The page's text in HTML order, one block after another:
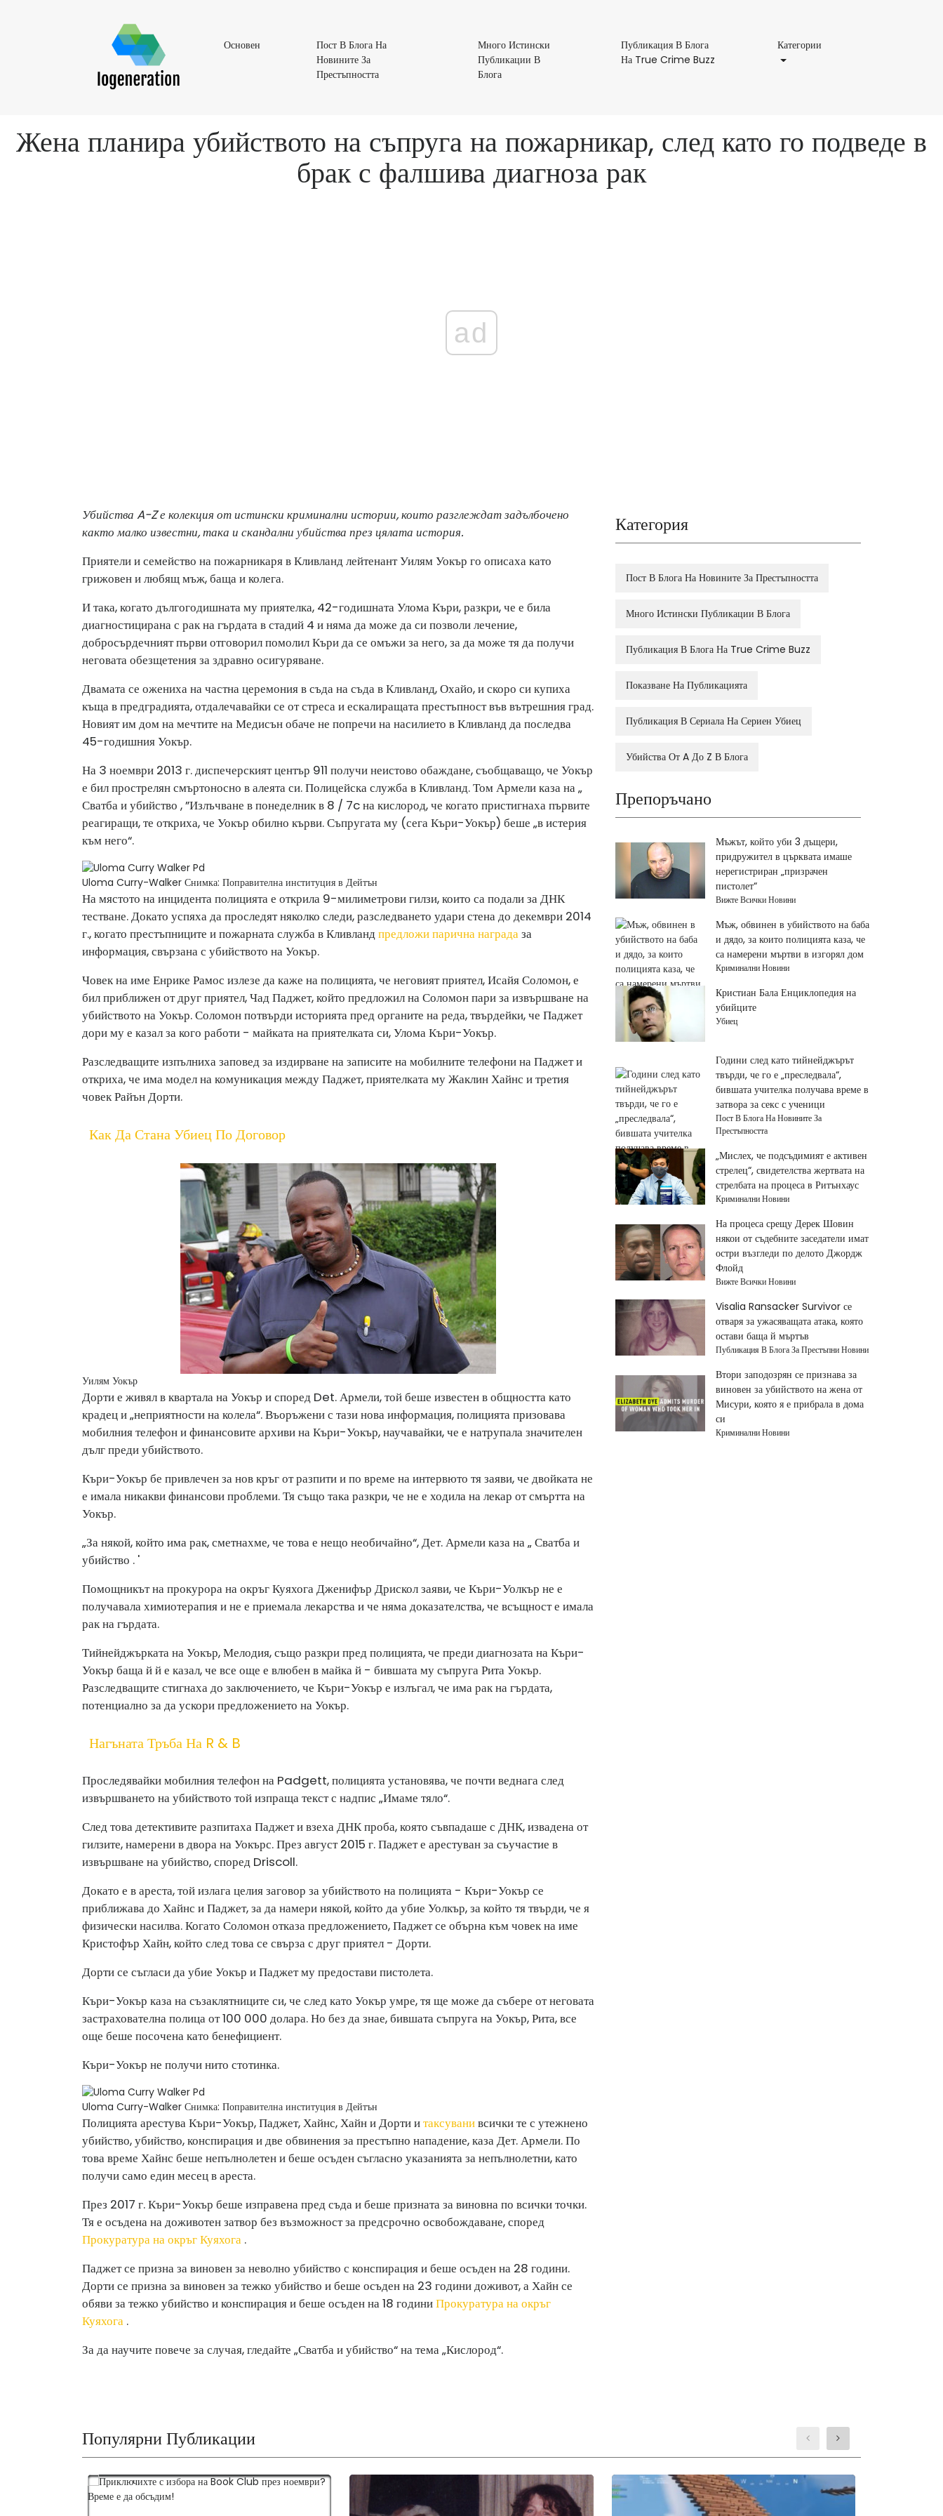
ОсновенОсновен
Пост В Блога На
Новините За
ПрестъпносттаПост
За
Престъпността
Много Истински
Публикации В
БлогаМного
Публикация В Блога
На True Crime Buzz
Buzz
Категории
Жена планира убийството на съпруга на пожарникар, след като го подведе в
брак с фалшива диагноза рак
ad
Убийства A-Z е колекция от истински криминални истории, които разглеждат задълбочено
както малко известни, така и скандални убийства през цялата история.
Приятели и семейство на пожарникаря в Кливланд лейтенант Уилям Уокър го описаха като
грижовен и любящ мъж, баща и колега.
И така, когато дългогодишната му приятелка, 42-годишната Улома Къри, разкри, че е била
диагностицирана с рак на гърдата в стадий 4 и няма да може да си позволи лечение,
добросърдечният първи отговорил помолил Къри да се омъжи за него, за да може тя да получи
неговата обезщетения за здравно осигуряване.
Двамата се ожениха на частна церемония в съда на съда в Кливланд, Охайо, и скоро си купиха
къща в предградията, отдалечавайки се от стреса и ескалиращата престъпност във вътрешния град.
Новият им дом на мечтите на Медисън обаче не попречи на насилието в Кливланд да последва
45-годишния Уокър.
На 3 ноември 2013 г. диспечерският център 911 получи неистово обаждане, съобщаващо, че Уокър
е бил прострелян смъртоносно в алеята си. Полицейска служба в Кливланд. Том Армели каза на „
Сватба и убийство , ”Излъчване в понеделник в 8 / 7c на кислород, че когато пристигнаха първите
реагиращи, те откриха, че Уокър обилно кърви. Съпругата му (сега Къри-Уокър) беше „в истерия
към него“.
Uloma Curry-Walker Снимка: Поправителна институция в Дейтън
На мястото на инцидента полицията е открила 9-милиметрови гилзи, които са подали за ДНК
тестване. Докато успяха да проследят няколко следи, разследването удари стена до декември 2014
г., когато престъпниците и пожарната служба в Кливландпредложи парична наградаза
информация, свързана с убийството на Уокър.
Човек на име Енрике Рамос излезе да каже на полицията, че неговият приятел, Исайя Соломон, е
бил приближен от друг приятел, Чад Паджет, който предложил на Соломон пари за извършване на
убийството на Уокър. Соломон потвърди историята пред органите на реда, твърдейки, че Паджет
дори му е казал за кого работи - майката на приятелката си, Улома Къри-Уокър.
Разследващите изпълниха заповед за издирване на записите на мобилните телефони на Паджет и
откриха, че има модел на комуникация между Паджет, приятелката му Жаклин Хайнс и третия
човек Райън Дорти.
Как Да Стана Убиец По Договор
Уилям Уокър
Дорти е живял в квартала на Уокър и според Det. Армели, той беше известен в общността като
крадец и „неприятности на колела“. Въоръжени с тази нова информация, полицията призовава
мобилния телефон и финансовите архиви на Къри-Уокър, научавайки, че е натрупала значителен
дълг преди убийството.
Къри-Уокър бе привлечен за нов кръг от разпити и по време на интервюто тя заяви, че двойката не
е имала никакви финансови проблеми. Тя също така разкри, че не е ходила на лекар от смъртта на
Уокър.
„За някой, който има рак, сметнахме, че това е нещо необичайно“, Дет. Армели каза на „ Сватба и
убийство . '
Помощникът на прокурора на окръг Куяхога Дженифър Дрискол заяви, че Къри-Уолкър не е
получавала химиотерапия и не е приемала лекарства и че няма доказателства, че всъщност е имала
рак на гърдата.
Тийнейджърката на Уокър, Мелодия, също разкри пред полицията, че преди диагнозата на Къри-
Уокър баща й й е казал, че все още е влюбен в майка й - бившата му съпруга Рита Уокър.
Разследващите стигнаха до заключението, че Къри-Уокър е излъгал, че има рак на гърдата,
потенциално за да ускори предложението на Уокър.
Нагъната Тръба На R & B
Проследявайки мобилния телефон на Padgett, полицията установява, че почти веднага след
извършването на убийството той изпраща текст с надпис „Имаме тяло“.
След това детективите разпитаха Паджет и взеха ДНК проба, която съвпадаше с ДНК, извадена от
гилзите, намерени в двора на Уокърс. През август 2015 г. Паджет е арестуван за съучастие в
извършване на убийство, според Driscoll.
Докато е в ареста, той излага целия заговор за убийството на полицията - Къри-Уокър се
приближава до Хайнс и Паджет, за да намери някой, който да убие Уолкър, за който тя твърди, че я
физически насилва. Когато Соломон отказа предложението, Паджет се обърна към човек на име
Кристофър Хайн, който след това се свърза с друг приятел - Дорти.
Дорти се съгласи да убие Уокър и Паджет му предостави пистолета.
Къри-Уокър каза на съзаклятниците си, че след като Уокър умре, тя ще може да събере от неговата
застрахователна полица от 100 000 долара. Но без да знае, бившата съпруга на Уокър, Рита, все
още беше посочена като бенефициент.
Къри-Уокър не получи нито стотинка.
Uloma Curry-Walker Снимка: Поправителна институция в Дейтън
Полицията арестува Къри-Уокър, Паджет, Хайнс, Хайн и Дорти итаксуванивсички те с утежнено
убийство, убийство, конспирация и две обвинения за престъпно нападение, каза Дет. Армели. По
това време Хайнс беше непълнолетен и беше осъден съгласно указанията за непълнолетни, като
получи само един месец в ареста.
През 2017 г. Къри-Уокър беше изправена пред съда и беше призната за виновна по всички точки.
Тя е осъдена на доживотен затвор без възможност за предсрочно освобождаване, според
Прокуратура на окръг Куяхога .
Паджет се призна за виновен за неволно убийство с конспирация и беше осъден на 28 години.
Дорти се призна за виновен за тежко убийство и беше осъден на 23 години доживот, а Хайн се
обяви за тежко убийство и конспирация и беше осъден на 18 годиниПрокуратура на окръг
Куяхога .
За да научите повече за случая, гледайте „Сватба и убийство“ на тема „Кислород“.
Категория
Пост В Блога На Новините За Престъпността
Много Истински Публикации В Блога
Публикация В Блога На True Crime Buzz
Показване На Публикацията
Публикация В Сериала На Сериен Убиец
Убийства От A До Z В Блога
Препоръчано
Мъжът, който уби 3 дъщери,
придружител в църквата имаше
нерегистриран „призрачен
пистолет“
Вижте Всички Новини
Мъж, обвинен в убийството на баба
и дядо, за които полицията каза, че
са намерени мъртви в изгорял дом
Криминални Новини
Кристиан Бала Енциклопедия на
убийците
Убиец
Години след като тийнейджърът
твърди, че го е „преследвала“,
бившата учителка получава време в
затвора за секс с ученици
Пост В Блога На Новините За
Престъпността
„Мислех, че подсъдимият е активен
стрелец“, свидетелства жертвата на
стрелбата на процеса в Ритънхаус
Криминални Новини
На процеса срещу Дерек Шовин
някои от съдебните заседатели имат
остри възгледи по делото Джордж
Флойд
Вижте Всички Новини
Visalia Ransacker Survivor се
отваря за ужасяващата атака, която
остави баща й мъртъв
Публикация В Блога За Престъпни Новини
Втори заподозрян се признава за
виновен за убийството на жена от
Мисури, която я е прибрала в дома
си
Криминални Новини
Популярни Публикации